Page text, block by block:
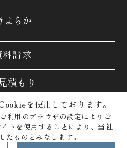
よらか
料請求
積もり
合わせ
バシーポリシー
を使用しております。
利用のブラウザの設定によりご
イトを使用することにより、当社
たものとみなします。